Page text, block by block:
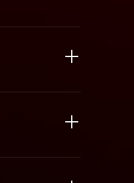
вживані